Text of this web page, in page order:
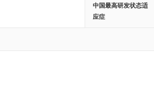
中国最高研发状态适
应症